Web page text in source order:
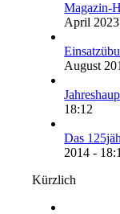
Magazin-
April
August
18:12
Das
2014 -
Kürzlich